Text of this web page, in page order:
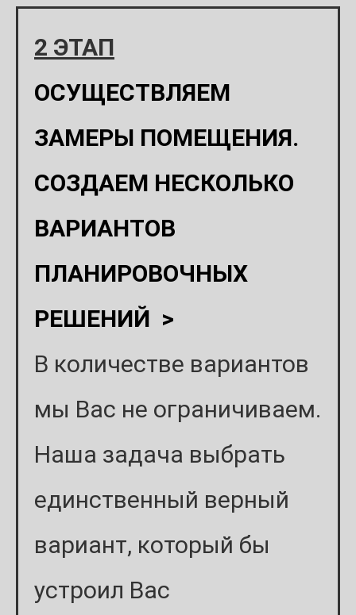
2 ЭТАП
ОСУЩЕСТВЛЯЕМ
ЗАМЕРЫ ПОМЕЩЕНИЯ.
СОЗДАЕМ НЕСКОЛЬКО
ВАРИАНТОВ
ПЛАНИРОВОЧНЫХ
РЕШЕНИЙ >
В количестве вариантов
мы Вас не ограничиваем.
Наша задача выбрать
единственный верный
вариант, который бы
устроил Вас